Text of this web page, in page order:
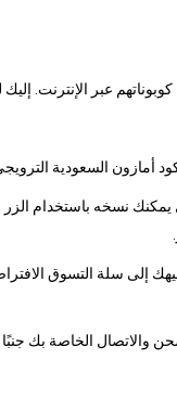
عبر الإنترنت.
نسخه باستخدام
إلى سلة التسوق
والاتصال الخاصة بك